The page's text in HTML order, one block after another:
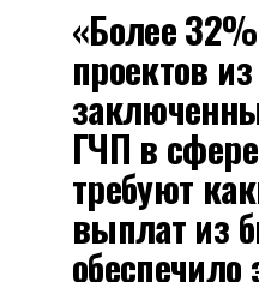
«Более
проектов
ГЧП в
требуют
выплат из